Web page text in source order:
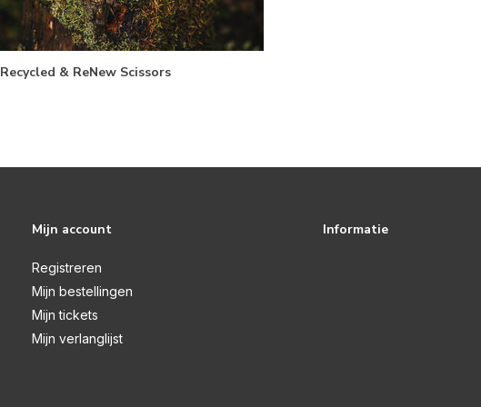
Recycled & ReNew Scissors
Mijn account
Registreren
Mijn bestellingen
Mijn tickets
Mijn verlanglijst
Informatie